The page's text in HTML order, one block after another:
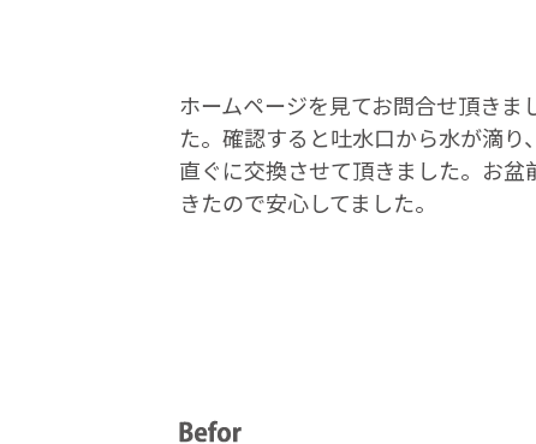
ホームページを見てお問合せ頂き
た。確認すると吐水口から水が滴り
直ぐに交換させて頂きました。お
きたので安心してました。